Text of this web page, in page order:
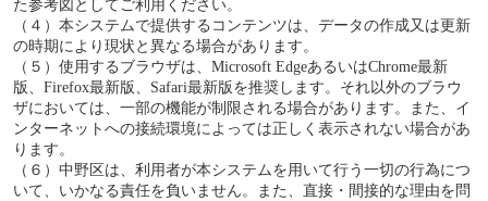
た参考図としてご利用ください。
（４）本システムで提供するコンテンツは、データの作成又は更新
の時期により現状と異なる場合があります。
（５）使用するブラウザは、Microsoft EdgeあるいはChrome最新
版、Firefox最新版、Safari最新版を推奨します。それ以外のブラウ
ザにおいては、一部の機能が制限される場合があります。また、イ
ンターネットへの接続環境によっては正しく表示されない場合があ
ります。
（６）中野区は、利用者が本システムを用いて行う一切の行為につ
いて、いかなる責任を負いません。また、直接・間接的な理由を問